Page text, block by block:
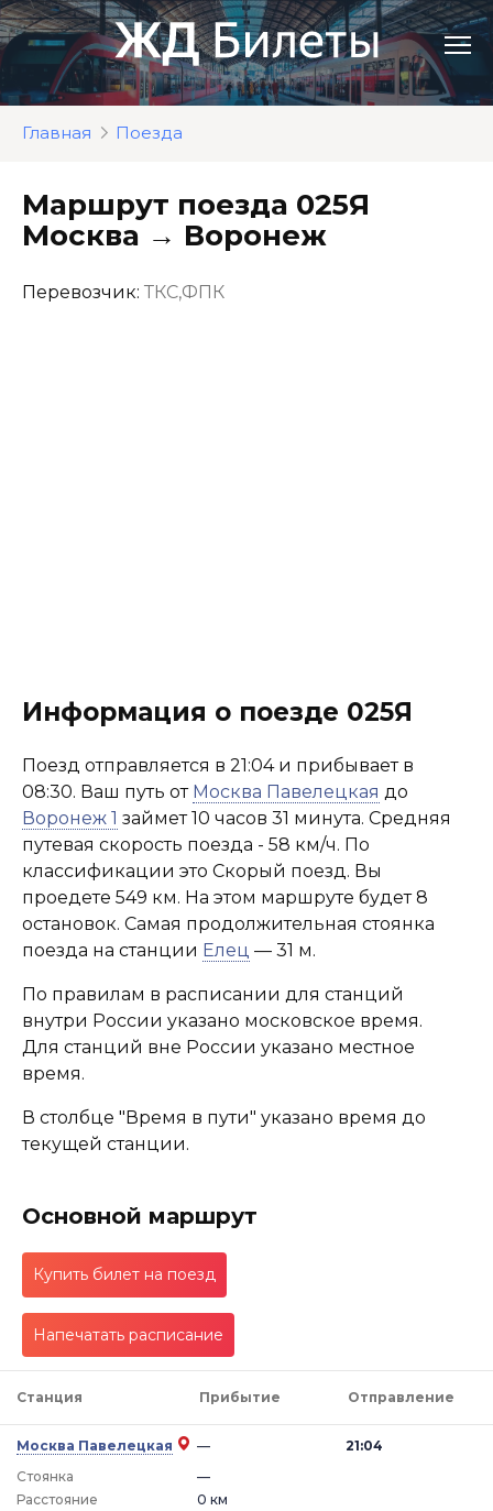
Перейти
к
контенту
Главная Поезда
Маршрут поезда 025Я
Москва → Воронеж
Перевозчик: ТКС,ФПК
Информация о поезде 025Я
Поезд отправляется в 21:04 и прибывает в
08:30. Ваш путь от Москва Павелецкая до
Воронеж 1 займет 10 часов 31 минута. Средняя
путевая скорость поезда - 58 км/ч. По
классификации это Скорый поезд. Вы
проедете 549 км. На этом маршруте будет 8
остановок. Самая продолжительная стоянка
поезда на станции Елец — 31 м.
По правилам в расписании для станций
внутри России указано московское время.
Для станций вне России указано местное
время.
В столбце "Время в пути" указано время до
текущей станции.
Основной маршрут
Купить билет на поезд
Напечатать расписание
Станция Прибытие Отправление
Москва Павелецкая
—
Стоянка
—
21:04
Расстояние
0 км